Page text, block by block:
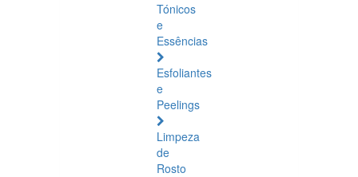
Tónicos
e
Essências
Esfoliantes
e
Peelings
Limpeza
de
Rosto